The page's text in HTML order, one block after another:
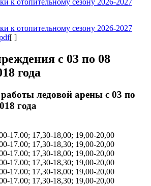
к отопительному сезону 2026-2027
[ ]
с 03 по 08
года
ледовой арены с 03 по
года
17.00; 17,30-18,00; 19,00-20,00
17.00; 17,30-18,30; 19,00-20,00
17.00; 17,30-18,00; 19,00-20,00
17.00; 17,30-18,30; 19,00-20,00
17.00; 17,30-18,00; 19,00-20,00
17.00; 17,30-18,30; 19,00-20,00